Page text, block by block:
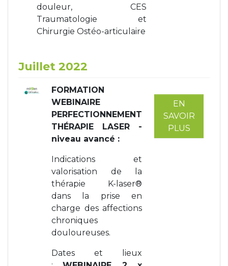
douleur, CES
Traumatologie et
Chirurgie Ostéo-articulaire
Juillet 2022
FORMATION
WEBINAIRE
PERFECTIONNEMENT
THÉRAPIE LASER -
niveau avancé :
Indications et
valorisation de la
thérapie K-laser®
dans la prise en
charge des affections
chroniques
douloureuses.
Dates et lieux
EN
SAVOIR
PLUS